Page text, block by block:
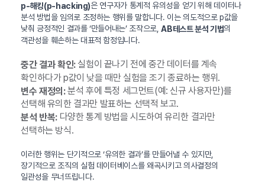
p-해킹(p-hacking)은 연구자가 통계적 유의성을 얻기 위해 데이터나
분석 방법을 임의로 조정하는 행위를 말합니다. 이는 의도적으로 p값을
낮춰 긍정적인 결과를 ‘만들어내는’ 조작으로, AB테스트 분석 기법의
객관성을 훼손하는 대표적 함정입니다.
중간 결과 확인:실험이 끝나기 전에 중간 데이터를 계속
확인하다가 p값이 낮을 때만 실험을 조기 종료하는 행위.
변수 재정의:분석 후에 특정 세그먼트(예: 신규 사용자만)를
선택해 유의한 결과만 발표하는 선택적 보고.
분석 반복:다양한 통계 방법을 시도하여 유리한 결과만
선택하는 방식.
이러한 행위는 단기적으로 ‘유의한 결과’를 만들어낼 수 있지만,
장기적으로 조직의 실험 데이터베이스를 왜곡시키고 의사결정의
일관성을 무너뜨립니다.